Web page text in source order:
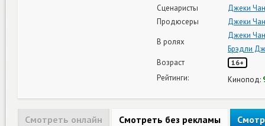
Сценаристы
Джеки Чан
Продюсеры
Джеки Чан
В ролях
Джеки Чан
Брэдли
Возраст
16+
Рейтинги: Кинопод:
Смотреть онлайн Смотреть без рекламы